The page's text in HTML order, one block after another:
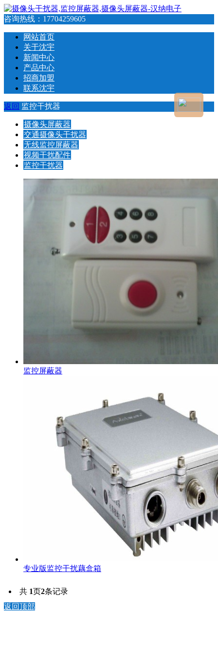
咨询热线： 17704259605
网站首页
关于沈宇
新闻中心
产品中心
招商加盟
联系沈宇
返回 监控干扰器
摄像头屏蔽器
交通摄像头干扰器
无线监控屏蔽器
视频干扰配件
监控干扰器
监控屏蔽器
专业版监控干扰藕盒箱
共 1页2条记录
返回顶部